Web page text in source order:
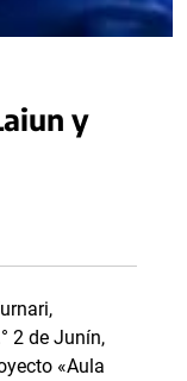
y
2 de Junín,
«Aula